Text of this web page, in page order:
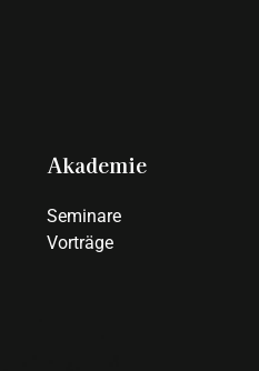
Akademie
Seminare
Vorträge